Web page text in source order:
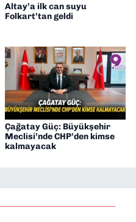
Altay’a ilk can suyu
Folkart’tan geldi
Çağatay Güç: Büyükşehir
Meclisi’nde CHP’den kimse
kalmayacak